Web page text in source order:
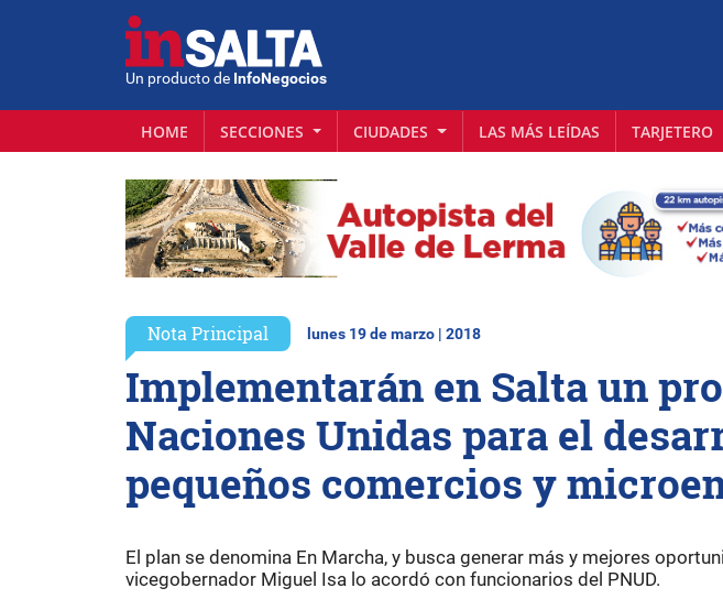
Un producto de InfoNegocios
HOME SECCIONES CIUDADES LAS MÁS LEÍDAS TARJETERO
Nota Principal lunes 19 de marzo | 2018
Implementarán en Salta un
Naciones Unidas para el
pequeños comercios y
El plan se denomina En Marcha, y busca generar más y mejores
vicegobernador Miguel Isa lo acordó con funcionarios del PNUD.